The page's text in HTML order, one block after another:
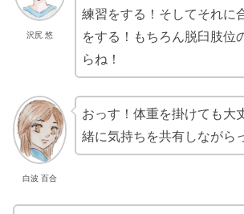
沢尻 悠
練習をする！そしてそれに
をする！もちろん脱臼肢位
らね！
白波 百合
おっす！体重を掛けても大
緒に気持ちを共有しながら